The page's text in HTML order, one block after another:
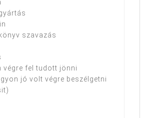
szavazás
végre fel tudott jönni
jó volt végre beszélgetni